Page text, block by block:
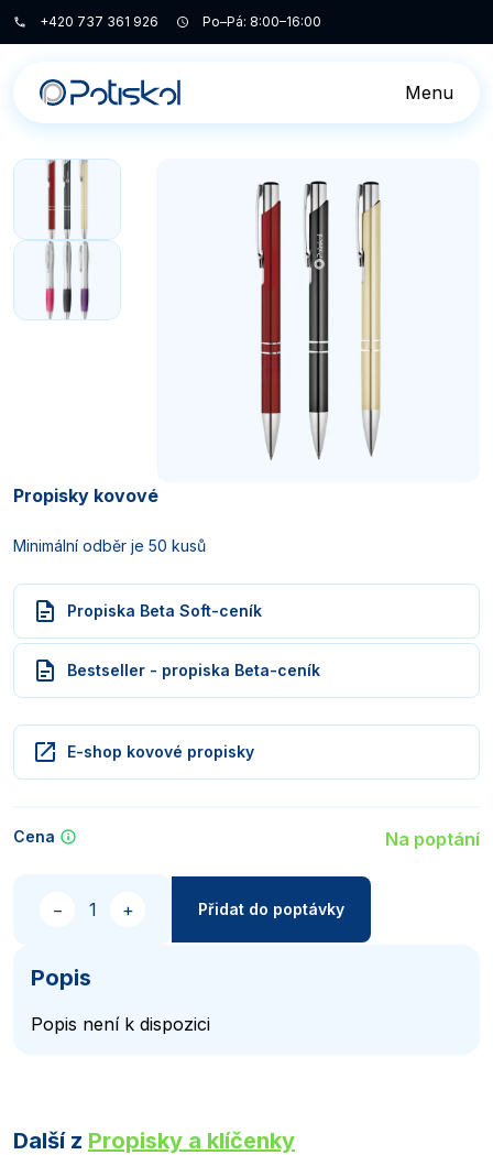
+420 737 361 926 Po–Pá: 8:00–16:00
Menu
Propisky kovové
Minimální odběr je 50 kusů
Propiska Beta Soft-ceník
Bestseller - propiska Beta-ceník
E-shop kovové propisky
Cena Na poptání
−
+ Přidat do poptávky
Popis
Popis není k dispozici
Další z Propisky a klíčenky